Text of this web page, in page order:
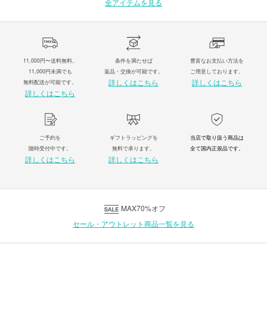
11,000円〜送料無料。
11,000円未満でも
無料配送が可能です。
詳しくはこちら
条件を満たせば
返品・交換が可能です。
詳しくはこちら
豊富なお支払い方法を
ご用意しております。
詳しくはこちら
ご予約を
随時受付中です。
詳しくはこちら
ギフトラッピングを
無料で承ります。
詳しくはこちら
当店で取り扱う商品は
全て国内正規品です。
MAX70%オフ
セール・アウトレット商品一覧を見る